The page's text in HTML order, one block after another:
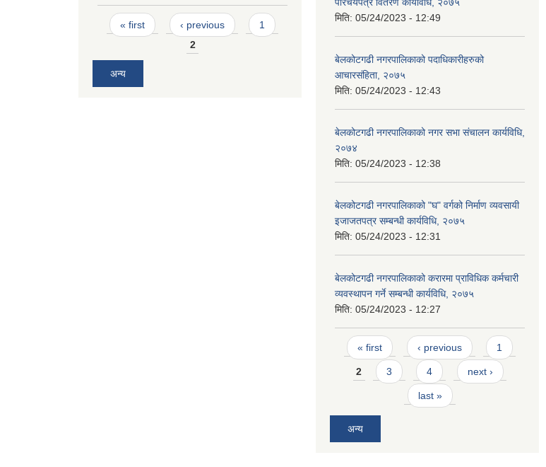
Pages
« first ‹ previous
1
2
अन्य
मिति: 05/24/2023 - 12:49
बेलकोटगढी नगरपालिकाको पदाधिकारीहरुको
आचारसंहिता, २०७५
मिति: 05/24/2023 - 12:43
बेलकोटगढी नगरपालिकाको नगर सभा संचालन कार्यविधि,
२०७४
मिति: 05/24/2023 - 12:38
बेलकोटगढी नगरपालिकाको "घ" वर्गको निर्माण व्यवसायी
इजाजतपत्र सम्बन्धी कार्यविधि, २०७५
मिति: 05/24/2023 - 12:31
बेलकोटगढी नगरपालिकाको करारमा प्राविधिक कर्मचारी
व्यवस्थापन गर्ने सम्बन्धी कार्यविधि, २०७५
मिति: 05/24/2023 - 12:27
Pages
« first ‹ previous 1
2 3 4 next ›
last »
अन्य